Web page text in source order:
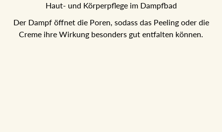
Haut- und Körperpflege im Dampfbad
Der Dampf öffnet die Poren, sodass das Peeling oder die
Creme ihre Wirkung besonders gut entfalten können.